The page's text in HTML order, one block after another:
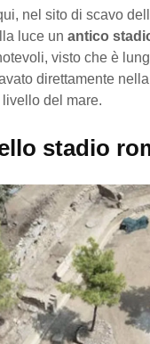
nel sito di scavo
luce un antico
visto che è
direttamente
del mare.
stadio